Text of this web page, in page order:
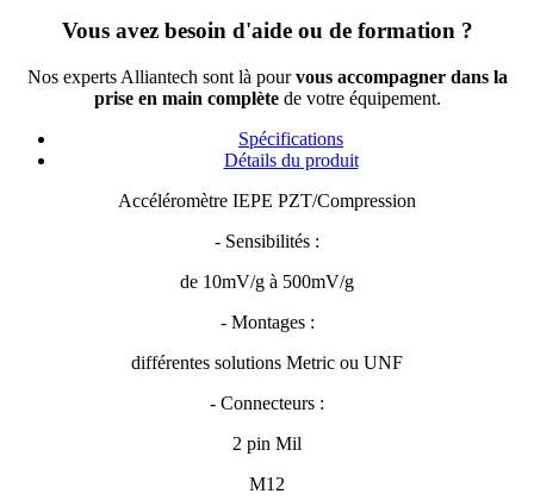
Vous avez besoin d'aide ou de formation ?
Nos experts Alliantech sont là pourvous accompagner dans la
prise en main complètede votre équipement.
Spécifications
Détails du produit
Accéléromètre IEPE PZT/Compression
- Sensibilités :
de 10mV/g à 500mV/g
- Montages :
différentes solutions Metric ou UNF
- Connecteurs :
2 pin Mil
M12